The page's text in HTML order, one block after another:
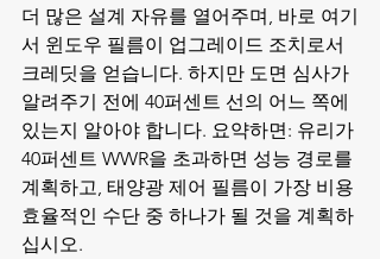
더 많은 설계 자유를 열어주며, 바로 여기
서 윈도우 필름이 업그레이드 조치로서
크레딧을 얻습니다. 하지만 도면 심사가
알려주기 전에 40퍼센트 선의 어느 쪽에
있는지 알아야 합니다. 요약하면: 유리가
40퍼센트 WWR을 초과하면 성능 경로를
계획하고, 태양광 제어 필름이 가장 비용
효율적인 수단 중 하나가 될 것을 계획하
십시오.